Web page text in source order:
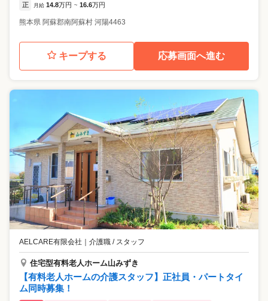
正 月給 14.8万円 ~ 16.6万円
熊本県 阿蘇郡南阿蘇村 河陽4463
キープする 応募画面へ進む
AELCARE有限会社 ｜ 介護職 / スタッフ
住宅型有料老人ホーム山みずき
【有料老人ホームの介護スタッフ】正社員・パートタイ
ム同時募集！